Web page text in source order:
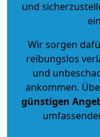
und
Wir sorgen
reibungslos
und
ankommen.
günstigen